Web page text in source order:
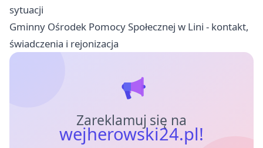
sytuacji
Gminny Ośrodek Pomocy Społecznej w Lini - kontakt,
świadczenia i rejonizacja
Zareklamuj się na
wejherowski24.pl!